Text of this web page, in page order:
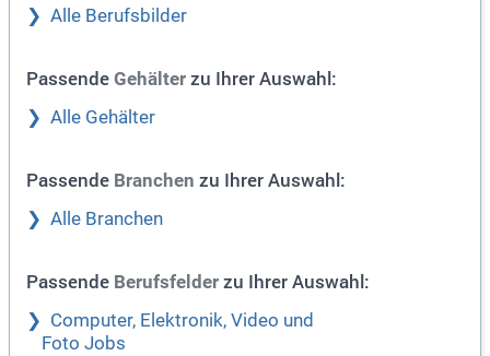
Alle Berufsbilder
Passende Gehälter zu Ihrer Auswahl:
Alle Gehälter
Passende Branchen zu Ihrer Auswahl:
Alle Branchen
Passende Berufsfelder zu Ihrer Auswahl:
Computer, Elektronik, Video und
Foto Jobs